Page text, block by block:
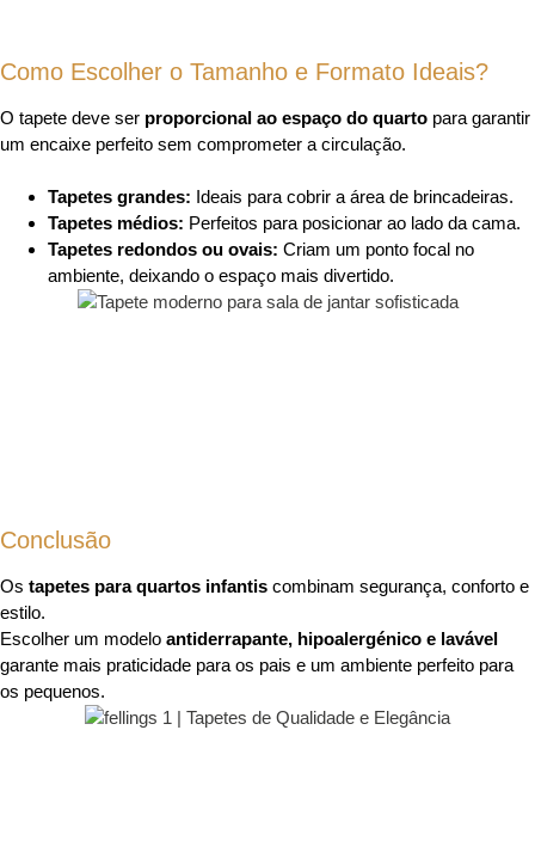
Como Escolher o Tamanho e Formato Ideais?
O tapete deve ser proporcional ao espaço do quarto para garantir
um encaixe perfeito sem comprometer a circulação.
Tapetes grandes: Ideais para cobrir a área de brincadeiras.
Tapetes médios: Perfeitos para posicionar ao lado da cama.
Tapetes redondos ou ovais: Criam um ponto focal no
ambiente, deixando o espaço mais divertido.
Conclusão
Os tapetes para quartos infantis combinam segurança, conforto e
estilo.
Escolher um modelo antiderrapante, hipoalergénico e lavável
garante mais praticidade para os pais e um ambiente perfeito para
os pequenos.